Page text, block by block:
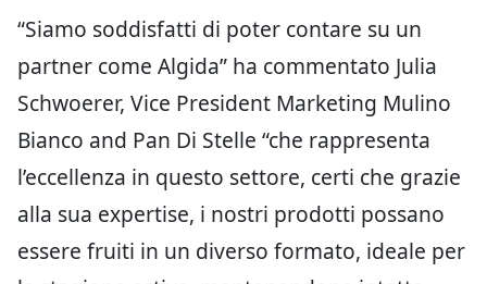
“Siamo soddisfatti di poter contare su un
partner come Algida” ha commentato Julia
Schwoerer, Vice President Marketing Mulino
Bianco and Pan Di Stelle “che rappresenta
l’eccellenza in questo settore, certi che grazie
alla sua expertise, i nostri prodotti possano
essere fruiti in un diverso formato, ideale per